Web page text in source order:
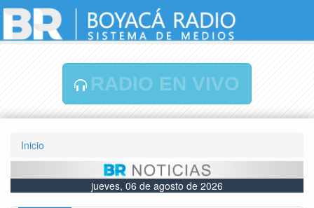
RADIO EN VIVO
Inicio
jueves, 06 de agosto de 2026